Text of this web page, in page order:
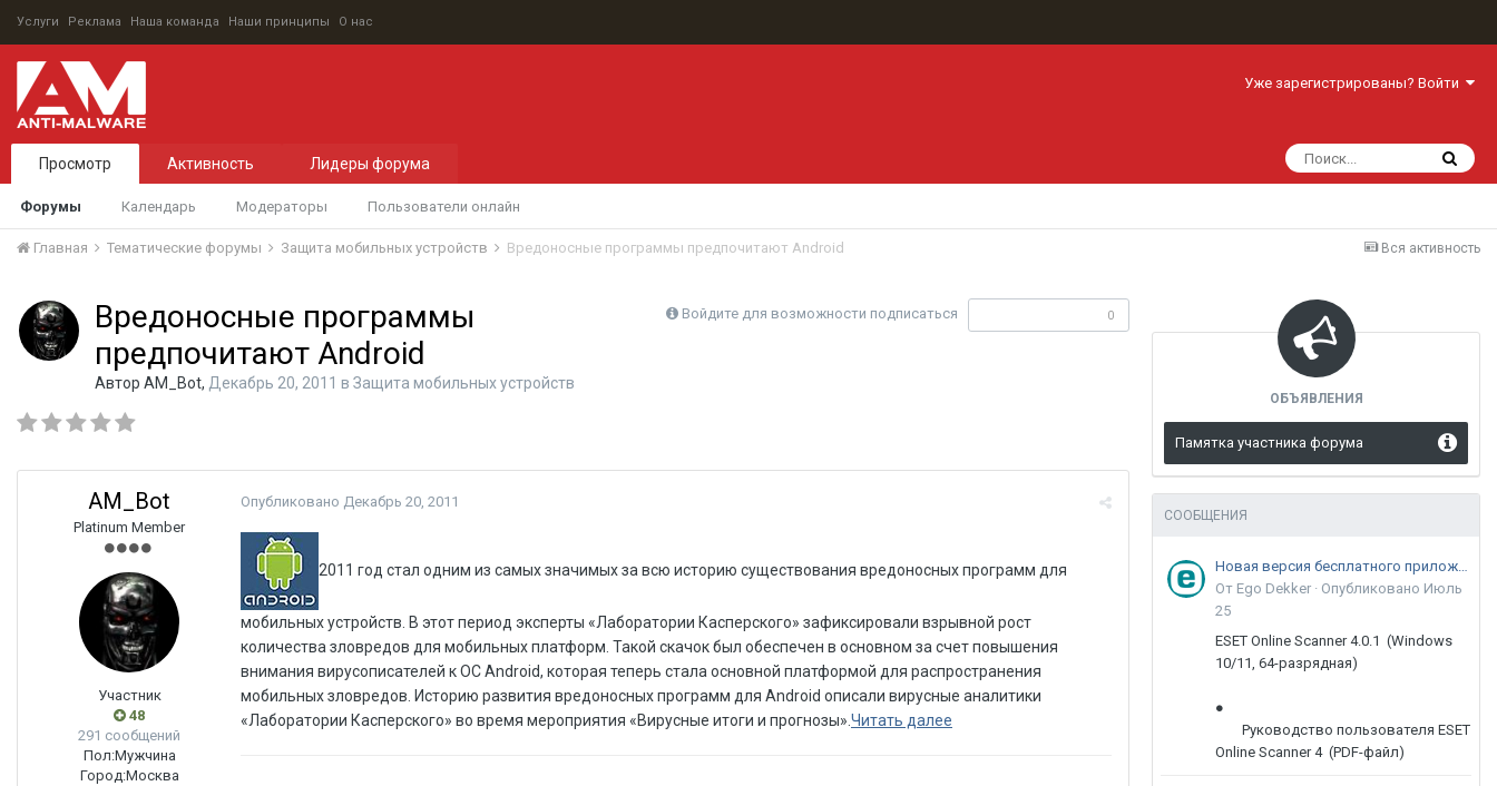
Услуги Реклама Наша команда Наши принципы О нас
Уже зарегистрированы? Войти
Просмотр
Форумы Календарь Модераторы Пользователи онлайн
Активность Лидеры форума
Вся активность
Главная Тематические форумы Защита мобильных устройств Вредоносные программы предпочитают Android
Войдите для возможности подписаться 0
Вредоносные программы
предпочитают Android
Автор AM_Bot, Декабрь 20, 2011 в Защита мобильных устройств
AM_Bot
Platinum Member
Участник
48
291 сообщений
Пол:Мужчина
Город:Москва
Опубликовано Декабрь 20, 2011
2011 год стал одним из самых значимых за всю историю существования вредоносных программ для
мобильных устройств. В этот период эксперты «Лаборатории Касперского» зафиксировали взрывной рост
количества зловредов для мобильных платформ. Такой скачок был обеспечен в основном за счет повышения
внимания вирусописателей к ОС Android, которая теперь стала основной платформой для распространения
мобильных зловредов. Историю развития вредоносных программ для Android описали вирусные аналитики
«Лаборатории Касперского» во время мероприятия «Вирусные итоги и прогнозы». Читать далее
ОБЪЯВЛЕНИЯ
Памятка участника форума
СООБЩЕНИЯ
Новая версия бесплатного приложения ESET Online Scanner доступна пользователям
От Ego Dekker · Опубликовано Июль
25
ESET Online Scanner 4.0.1 (Windows
10/11, 64-разрядная)
●
Руководство пользователя ESET
Online Scanner 4 (PDF-файл)